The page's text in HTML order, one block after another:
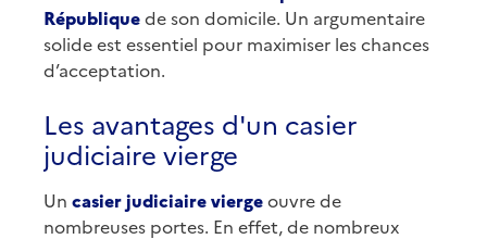
Républiquede son domicile. Un argumentaire
solide est essentiel pour maximiser les chances
d’acceptation.
Les avantages d'un casier
judiciaire vierge
Un casier judiciaire viergeouvre de
nombreuses portes. En effet, de nombreux